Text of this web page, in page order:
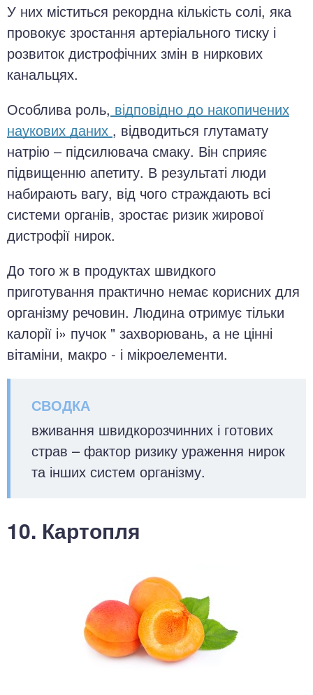
У них міститься рекордна кількість солі, яка
провокує зростання артеріального тиску і
розвиток дистрофічних змін в ниркових
канальцях.
Особлива роль, відповідно до накопичених
наукових даних , відводиться глутамату
натрію – підсилювача смаку. Він сприяє
підвищенню апетиту. В результаті люди
набирають вагу, від чого страждають всі
системи органів, зростає ризик жирової
дистрофії нирок.
До того ж в продуктах швидкого
приготування практично немає корисних для
організму речовин. Людина отримує тільки
калорії і» пучок " захворювань, а не цінні
вітаміни, макро - і мікроелементи.
вживання швидкорозчинних і готових
страв – фактор ризику ураження нирок
та інших систем організму.
10. Картопля